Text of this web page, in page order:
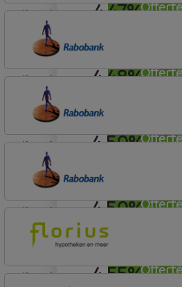
4,47%
lineair
4,48%
ABN AMRO Bank
Woning
lineair
4,50%
Rabobank Spaarbank
Plusvoorwaarden (Incl.
lineair
4,50%
Rabobank Spaarbank
Plusvoorwaarden (Incl.
lineair
4,55%
Rabobank Spaarbank
Basisvoorwaarden
lineair